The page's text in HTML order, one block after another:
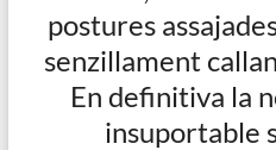
postures
senzillament
En definitiva la
insuportable